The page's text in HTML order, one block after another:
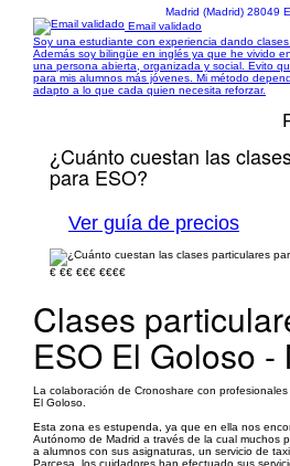
Madrid (Madrid) 28049
Email validado
Soy una estudiante con experiencia dando
Además soy bilingüe en inglés ya que he vivido
una persona abierta, organizada y social. Evito
para mis alumnos más jóvenes. Mi método
adapto a lo que cada quien necesita reforzar.
¿Cuánto cuestan las
para ESO?
Ver guía de precios
€ €€ €€€ €€€€
Clases
ESO El Goloso -
La colaboración de Cronoshare con
El Goloso.
Esta zona es estupenda, ya que en ella nos
Autónomo de Madrid a través de la cual muchos
a alumnos con sus asignaturas, un servicio de
Parcesa, los cuidadores han efectuado sus